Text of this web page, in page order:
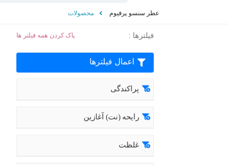
عطر سنسو پرفیوم محصولات
فیلترها : پاک کردن همه فیلتر ها
اعمال فیلترها
پراکندگی
رایحه (نت) آغازین
غلظت